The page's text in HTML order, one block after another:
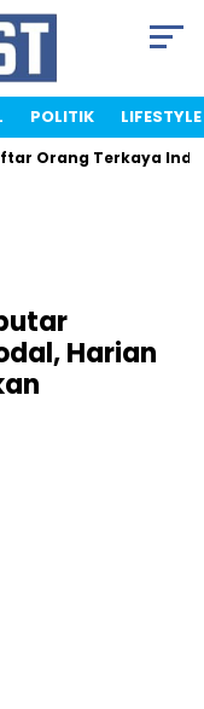
POLITIK LIFESTYLE
Terkaya
Harian